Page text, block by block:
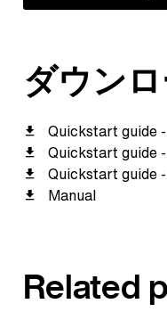
ダウン
Quickstart guide
Quickstart guide
Quickstart guide
Manual
Related